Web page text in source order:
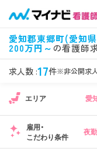
愛知郡東郷町(愛知
200万円～の看護師
求人数 :17件※非公開求
エリアから探す
エリアから探
関東
東海
希望の求人条件
資格
施設形態
病院、クリニック・診療所な
エリア 愛
雇用・
こだわり条件
夜